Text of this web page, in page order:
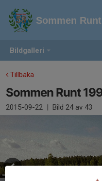
Bildgalleri
Sommen Runt
Tillbaka
Sommen Runt
2015-09-22 | Bild 24av 43